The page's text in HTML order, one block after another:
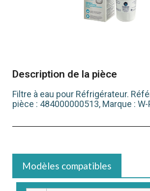
Description de la pièce
Filtre à eau pour Réfrigérateur.
pièce : 484000000513, Marque : W-
Modèles compatibles